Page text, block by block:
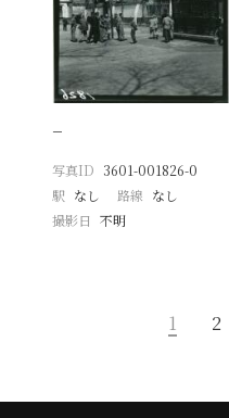
−
写真ID 3601-001826-0
駅 なし 路線 なし
撮影日
不明
1 2